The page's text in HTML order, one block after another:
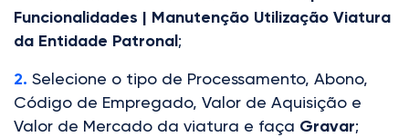
Funcionalidades | Manutenção Utilização Viatura
da Entidade Patronal;
2. Selecione o tipo de Processamento, Abono,
Código de Empregado, Valor de Aquisição e
Valor de Mercado da viatura e faça Gravar;